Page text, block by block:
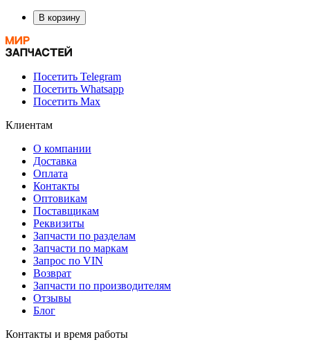
В корзину
Посетить Telegram
Посетить Whatsapp
Посетить Max
Клиентам
О компании
Доставка
Оплата
Контакты
Оптовикам
Поставщикам
Реквизиты
Запчасти по разделам
Запчасти по маркам
Запрос по VIN
Возврат
Запчасти по производителям
Отзывы
Блог
Контакты и время работы